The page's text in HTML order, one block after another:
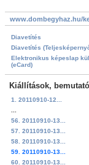
www.dombegyhaz.hu/
Diavetítés
Diavetítés
Elektronikus képeslap
(eCard)
Kiállítások,
1. 20110910-12...
56. 20110910-13...
57. 20110910-13...
58. 20110910-13...
59. 20110910-13...
60. 20110910-13...